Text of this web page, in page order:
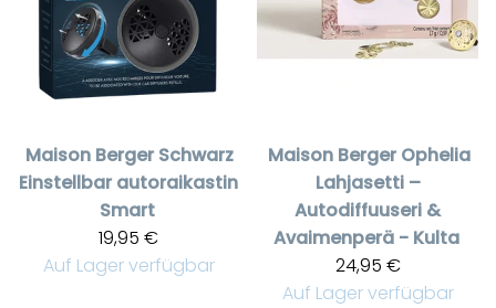
Maison Berger Schwarz
Einstellbar autoraikastin
Smart
19,95 €
Auf Lager verfügbar
Maison Berger Ophelia
Lahjasetti –
Autodiffuuseri &
Avaimenperä - Kulta
24,95 €
Auf Lager verfügbar